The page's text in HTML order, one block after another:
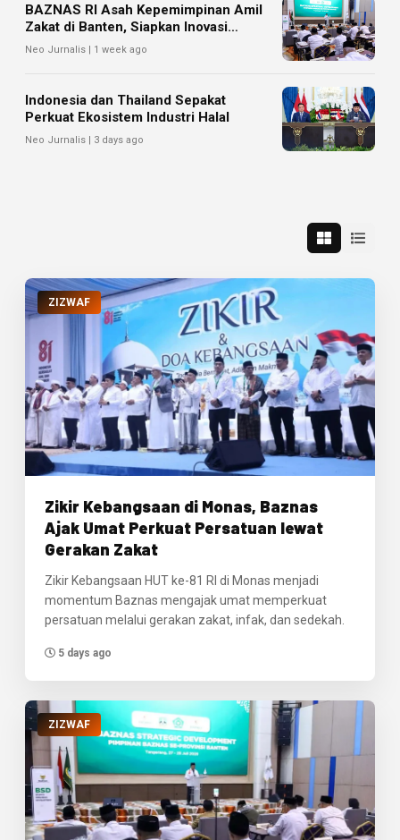
BAZNAS RI Asah Kepemimpinan Amil
Zakat di Banten, Siapkan Inovasi
Pengelolaan Zakat
Neo Jurnalis | 1 week ago
Indonesia dan Thailand Sepakat
Perkuat Ekosistem Industri Halal
Neo Jurnalis | 3 days ago
ZIZWAF
Zikir Kebangsaan di Monas, Baznas
Ajak Umat Perkuat Persatuan lewat
Gerakan Zakat
Zikir Kebangsaan HUT ke-81 RI di Monas menjadi
momentum Baznas mengajak umat memperkuat
persatuan melalui gerakan zakat, infak, dan sedekah.
5 days ago
ZIZWAF